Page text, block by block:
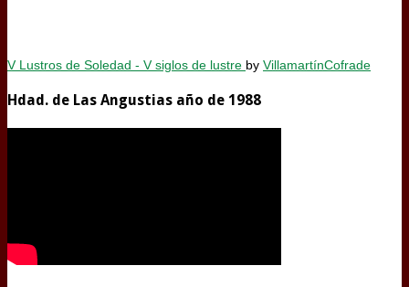
V Lustros de Soledad - V siglos de lustre by VillamartínCofrade
Hdad. de Las Angustias año de 1988